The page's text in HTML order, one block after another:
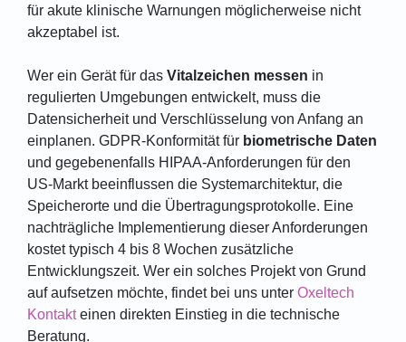
für akute klinische Warnungen möglicherweise nicht
akzeptabel ist.
Wer ein Gerät für das Vitalzeichen messen in
regulierten Umgebungen entwickelt, muss die
Datensicherheit und Verschlüsselung von Anfang an
einplanen. GDPR-Konformität für biometrische Daten
und gegebenenfalls HIPAA-Anforderungen für den
US-Markt beeinflussen die Systemarchitektur, die
Speicherorte und die Übertragungsprotokolle. Eine
nachträgliche Implementierung dieser Anforderungen
kostet typisch 4 bis 8 Wochen zusätzliche
Entwicklungszeit. Wer ein solches Projekt von Grund
auf aufsetzen möchte, findet bei uns unter Oxeltech
Kontakteinen direkten Einstieg in die technische
Beratung.